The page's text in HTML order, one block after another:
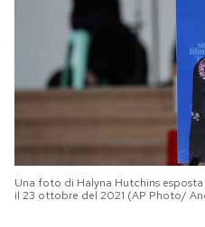
Una foto di Halyna Hutchins
il 23 ottobre del 2021 (AP Photo/